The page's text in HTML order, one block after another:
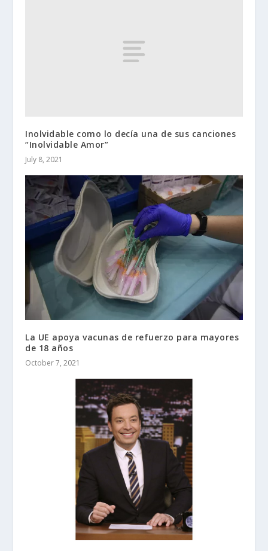
Inolvidable como lo decía una de sus canciones
“Inolvidable Amor”
July 8, 2021
La UE apoya vacunas de refuerzo para mayores
de 18 años
October 7, 2021